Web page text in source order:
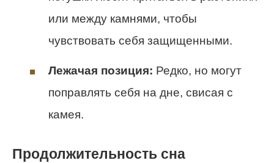
или между камнями, чтобы
чувствовать себя защищенными.
Лежачая позиция: Редко, но могут
поправлять себя на дне, свисая с
камея.
Продолжительность сна